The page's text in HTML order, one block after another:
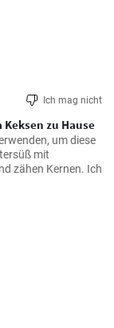
Ich mag nicht
zu Hause
um diese
mit
zähen Kernen. Ich